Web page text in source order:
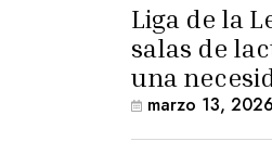
Liga de la
salas de
una
pública»
marzo 13, 2026